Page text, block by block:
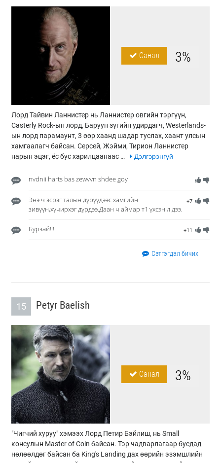
Санал 3%
Лорд Тайвин Ланнистер нь Ланнистер овгийн тэргүүн,
Casterly Rock-ын лорд, Баруун зүгийн удирдагч, Westerlands-
ын лорд парамаунт, 3 өөр хаанд шадар туслах, хаант улсын
хамгаалагч байсан. Серсей, Жэйми, Тирион Ланнистер
нарын эцэг, ёс бус харилцаанаас …
Дэлгэрэнгүй
nvdnii harts bas zewvvn shdee goy
+7
Энэ ч эсрэг талын дүрүүдээс хамгийн
зивүүн,хүчирхэг дүрдээ.Даан ч аймар т1 үхсэн л дээ.
+11
Бурзай!!!
Сэтгэгдэл бичих
15 Petyr Baelish
Санал 3%
"Чигчий хуруу" хэмээх Лорд Петир Бэйлиш, нь Small
консулын Master of Coin байсан. Тэр чадварлагаар бусдад
нөлөөлдөг байсан ба King's Landing дах өөрийн эзэмшлийн